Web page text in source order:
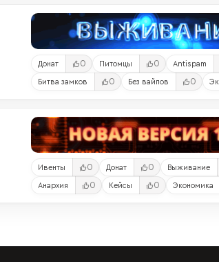
Донат 0 Питомцы 0 Antispam
Битва замков 0 Без вайпов 0
Ивенты 0 Донат 0 Выживание
Анархия 0 Кейсы 0 Экономика